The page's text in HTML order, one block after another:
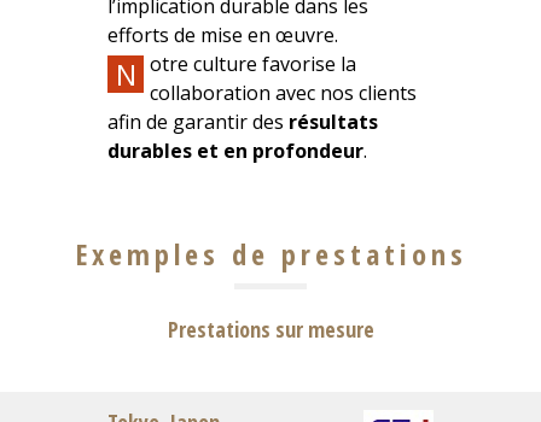
l’implication durable dans les
efforts de mise en œuvre.
N otre culture favorise la
collaboration avec nos clients
afin de garantir des résultats
durables et en profondeur.
Exemples de prestations
Prestations sur mesure